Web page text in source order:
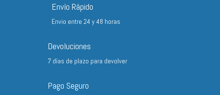
263,60 €
Envío Rápido
Envio entre 24 y 48 horas
Devoluciones
7 días de plazo para devolver
Pago Seguro